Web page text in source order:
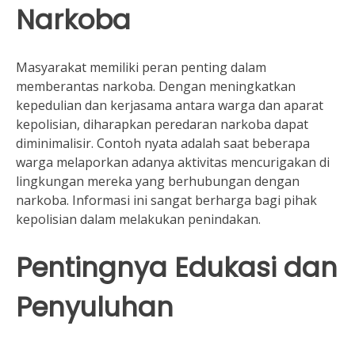
Narkoba
Masyarakat memiliki peran penting dalam
memberantas narkoba. Dengan meningkatkan
kepedulian dan kerjasama antara warga dan aparat
kepolisian, diharapkan peredaran narkoba dapat
diminimalisir. Contoh nyata adalah saat beberapa
warga melaporkan adanya aktivitas mencurigakan di
lingkungan mereka yang berhubungan dengan
narkoba. Informasi ini sangat berharga bagi pihak
kepolisian dalam melakukan penindakan.
Pentingnya Edukasi dan
Penyuluhan